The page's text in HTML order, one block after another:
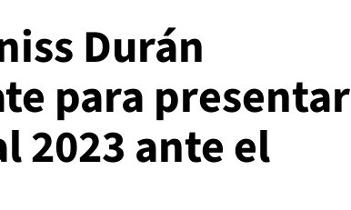
Durán
para presentar
2023 ante el